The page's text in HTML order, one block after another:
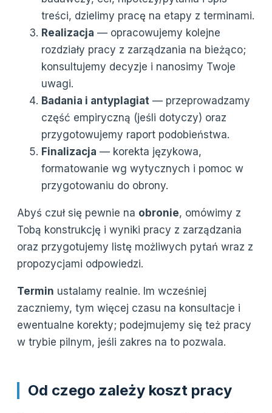
treści, dzielimy pracę na etapy z terminami.
Realizacja — opracowujemy kolejne
rozdziały pracy z zarządzania na bieżąco;
konsultujemy decyzje i nanosimy Twoje
uwagi.
Badania i antyplagiat — przeprowadzamy
część empiryczną (jeśli dotyczy) oraz
przygotowujemy raport podobieństwa.
Finalizacja — korekta językowa,
formatowanie wg wytycznych i pomoc w
przygotowaniu do obrony.
Abyś czuł się pewnie na obronie, omówimy z
Tobą konstrukcję i wyniki pracy z zarządzania
oraz przygotujemy listę możliwych pytań wraz z
propozycjami odpowiedzi.
Termin ustalamy realnie. Im wcześniej
zaczniemy, tym więcej czasu na konsultacje i
ewentualne korekty; podejmujemy się też pracy
w trybie pilnym, jeśli zakres na to pozwala.
Od czego zależy koszt pracy